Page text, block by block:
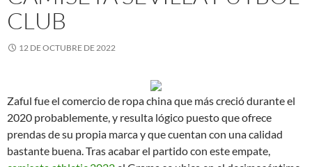
CLUB
12 DE OCTUBRE DE 2022
Zaful fue el comercio de ropa china que más creció durante el
2020 probablemente, y resulta lógico puesto que ofrece
prendas de su propia marca y que cuentan con una calidad
bastante buena. Tras acabar el partido con este empate,